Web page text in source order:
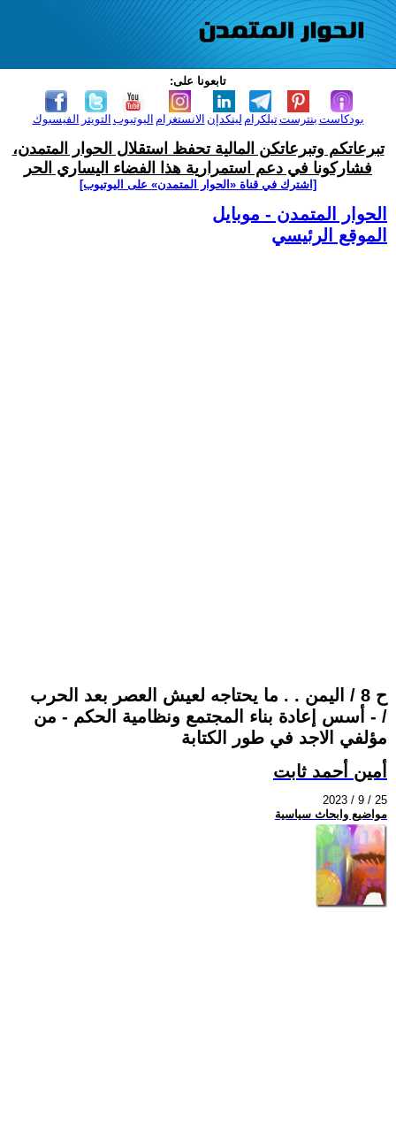
تابعونا على:
الفيسبوك التويتر اليوتيوب الانستغرام لينكدإن تيلكرامبنترست بودكاست
تبرعاتكم وتبرعاتكن المالية تحفظ استقلال الحوار المتمدن،
فشاركونا في دعم استمرارية هذا الفضاء اليساري الحر
[اشترك في قناة ‫«الحوار المتمدن» على اليوتيوب]
الحوار المتمدن - موبايل
الموقع الرئيسي
ح 8 / اليمن . . ما يحتاجه لعيش العصر بعد الحرب
/ - أسس إعادة بناء المجتمع ونظامية الحكم - من
مؤلفي الاجد في طور الكتابة
أمين أحمد ثابت
2023 / 9 / 25
مواضيع وابحاث سياسية